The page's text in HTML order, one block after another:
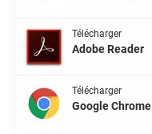
Télécharger
Adobe Reader
Télécharger
Google Chrome